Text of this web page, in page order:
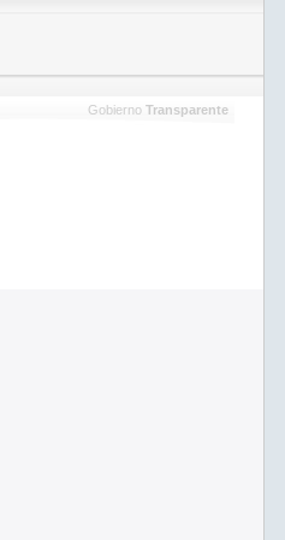
Gobierno Transparente